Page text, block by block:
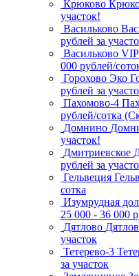
Крюково
участок!
Васильково
рублей за
Васильково VIP
000 рублей/
Горохово Эко
рублей за
Пахомово-4
рублей/сотка
Домнино
участок!
Дмитриевское
рублей за
Гельвеция
сотка
Изумрудная
25 000 - 36 000
Дятлово
участок
Тетерево-3
за участок